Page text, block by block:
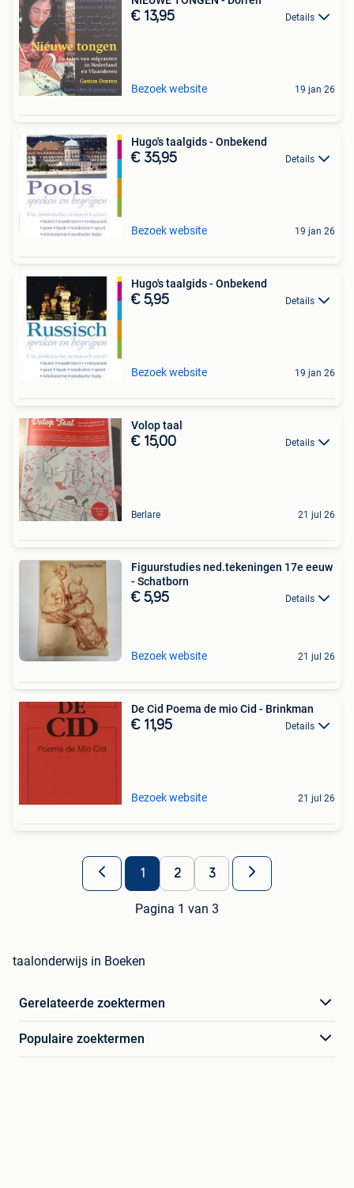
€ 13,95 Details
Bezoek website 19 jan 26
Hugo's taalgids - Onbekend
€ 35,95 Details
Bezoek website 19 jan 26
Hugo's taalgids - Onbekend
€ 5,95 Details
Bezoek website 19 jan 26
Volop taal
€ 15,00 Details
Berlare 21 jul 26
Figuurstudies ned.tekeningen 17e eeuw
- Schatborn
€ 5,95 Details
Bezoek website 21 jul 26
De Cid Poema de mio Cid - Brinkman
€ 11,95 Details
Bezoek website 21 jul 26
1 2 3
Pagina 1 van 3
taalonderwijs in Boeken
Gerelateerde zoektermen
Populaire zoektermen